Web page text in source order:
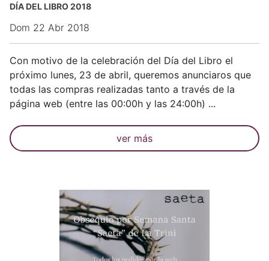
DÍA DEL LIBRO 2018
Dom 22 Abr 2018
Con motivo de la celebración del Día del Libro el
próximo lunes, 23 de abril, queremos anunciaros que
todas las compras realizadas tanto a través de la
página web (entre las 00:00h y las 24:00h) ...
ver más